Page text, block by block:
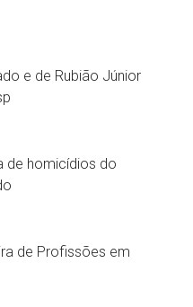
e de Rubião Júnior
de homicídios do
de Profissões em